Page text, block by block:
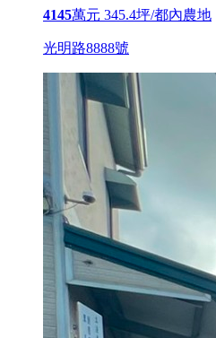
4145萬元 345.4坪/都內農地
光明路8888號